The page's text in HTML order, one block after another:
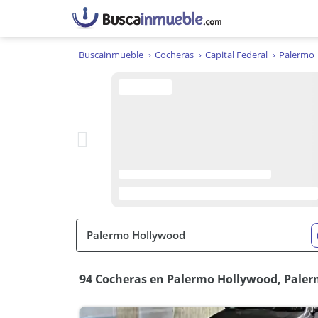
Buscainmueble Cocheras Capital Federal Palermo
94 Cocheras en Palermo Hollywood,